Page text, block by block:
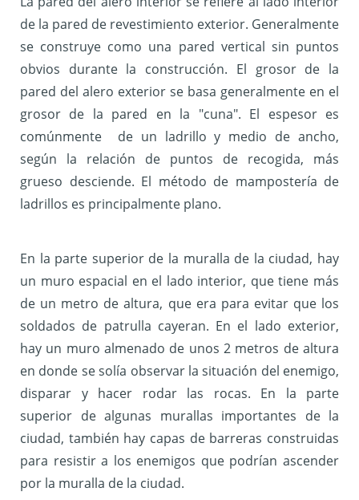
de la pared de revestimiento exterior. Generalmente
se construye como una pared vertical sin puntos
obvios durante la construcción. El grosor de la
pared del alero exterior se basa generalmente en el
grosor de la pared en la "cuna". El espesor es
comúnmente de un ladrillo y medio de ancho,
según la relación de puntos de recogida, más
grueso desciende. El método de mampostería de
ladrillos es principalmente plano.
En la parte superior de la muralla de la ciudad, hay
un muro espacial en el lado interior, que tiene más
de un metro de altura, que era para evitar que los
soldados de patrulla cayeran. En el lado exterior,
hay un muro almenado de unos 2 metros de altura
en donde se solía ​​observar la situación del enemigo,
disparar y hacer rodar las rocas. En la parte
superior de algunas murallas importantes de la
ciudad, también hay capas de barreras construidas
para resistir a los enemigos que podrían ascender
por la muralla de la ciudad.